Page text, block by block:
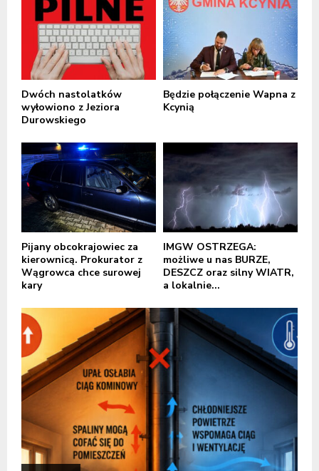
Dwóch nastolatków
wyłowiono z Jeziora
Durowskiego
Będzie połączenie Wapna z
Kcynią
Pijany obcokrajowiec za
kierownicą. Prokurator z
Wągrowca chce surowej
kary
IMGW OSTRZEGA:
możliwe u nas BURZE,
DESZCZ oraz silny WIATR,
a lokalnie...